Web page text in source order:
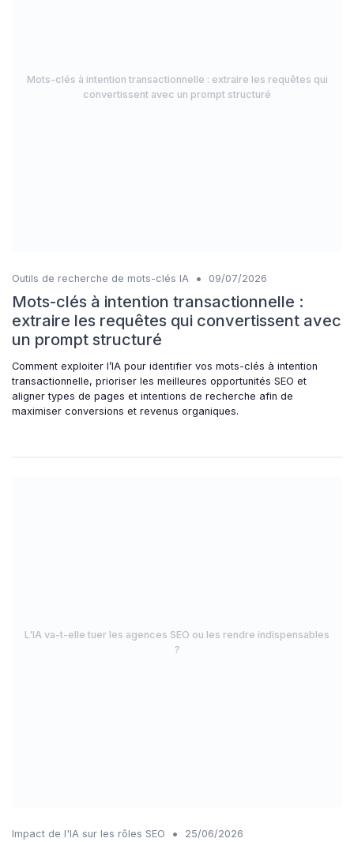
Mots-clés à intention transactionnelle : extraire les requêtes qui
convertissent avec un prompt structuré
Outils de recherche de mots-clés IA • 09/07/2026
Mots-clés à intention transactionnelle :
extraire les requêtes qui convertissent avec
un prompt structuré
Comment exploiter l’IA pour identifier vos mots-clés à intention
transactionnelle, prioriser les meilleures opportunités SEO et
aligner types de pages et intentions de recherche afin de
maximiser conversions et revenus organiques.
L'IA va-t-elle tuer les agences SEO ou les rendre indispensables
?
Impact de l'IA sur les rôles SEO • 25/06/2026